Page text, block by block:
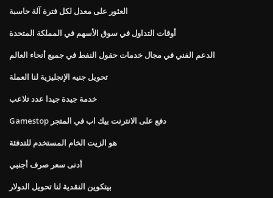
العثور على معدل لكل فترة آلة حاسبة
أوقات التداول في سوق الأسهم في المملكة المتحدة
الدعم الفني في مجال خدمات حقول النفط في جميع أنحاء العالم
تحويل جنيه الإنجليزية لنا العملة
خدمة جيدة جيدا عدد تلاعب
Gamestop دفع على الانترنت بيك اب في المتجر
هو الزيت الخام المستخدم للتدفئة
أدنى سعر صرف أجنبي
بيتكوين النقدية لنا تحويل الدولار